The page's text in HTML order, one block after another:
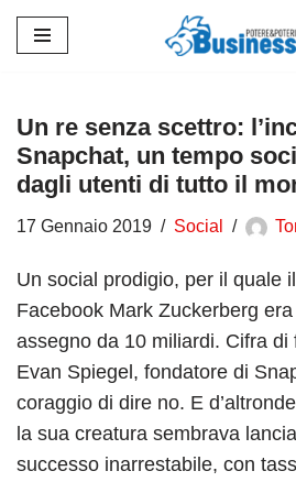
contenuto
Un re senza scettro:
Snapchat, un tempo
dagli utenti di tutto il
17 Gennaio 2019 Social
Un social prodigio, per il quale
Facebook Mark Zuckerberg
assegno da 10 miliardi. Cifra di
Evan Spiegel, fondatore di
coraggio di dire no. E
la sua creatura sembrava
successo inarrestabile, con